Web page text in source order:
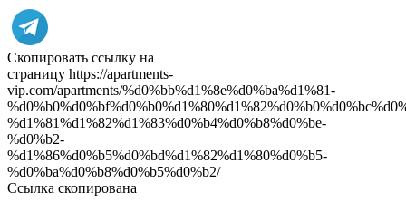
Скопировать ссылку на
страницу https://apartments-
vip.com/apartments/%d0%bb%d1%8e%d0%ba%d1%81-
%d1%81%d1%82%d1%83%d0%b4%d0%b8%d0%be-
%d0%b2-
%d1%86%d0%b5%d0%bd%d1%82%d1%80%d0%b5-
%d0%ba%d0%b8%d0%b5%d0%b2/
Ссылка скопирована